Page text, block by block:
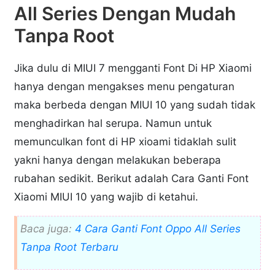
All Series Dengan Mudah
Tanpa Root
Jika dulu di MIUI 7 mengganti Font Di HP Xiaomi
hanya dengan mengakses menu pengaturan
maka berbeda dengan MIUI 10 yang sudah tidak
menghadirkan hal serupa. Namun untuk
memunculkan font di HP xioami tidaklah sulit
yakni hanya dengan melakukan beberapa
rubahan sedikit. Berikut adalah Cara Ganti Font
Xiaomi MIUI 10 yang wajib di ketahui.
Baca juga:4 Cara Ganti Font Oppo All Series
Tanpa Root Terbaru